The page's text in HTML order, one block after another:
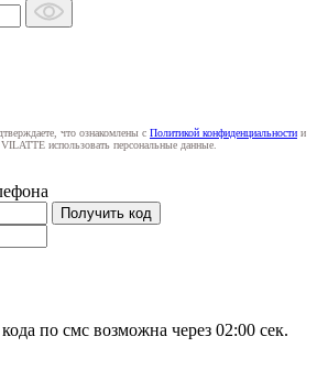
что ознакомлены с Политикой конфиденциальности и
VILATTE использовать персональные данные.
Получить код
по смс возможна через 02:00 сек.